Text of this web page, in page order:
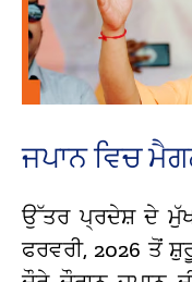
ਜਪਾਨ ਵਿਚ
ਉੱਤਰ ਪ੍ਰਦੇਸ਼ ਦੇ
ਫਰਵਰੀ, 2026 ਤੋਂ